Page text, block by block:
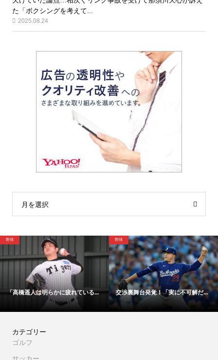
た「ボクシングを考えて...
2025.08.24
月を選択
は明らかに疲れている... 交渉裏舞台発覚！「実に不可解だ...
サッカー
「48時間
カテゴリー
ゴルフ